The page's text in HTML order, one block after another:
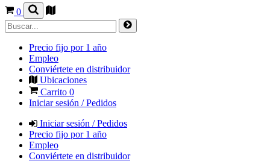
0
Precio fijo por 1 año
Empleo
Conviértete en distribuidor
Ubicaciones
Carrito 0
Iniciar sesión / Pedidos
Iniciar sesión / Pedidos
Precio fijo por 1 año
Empleo
Conviértete en distribuidor